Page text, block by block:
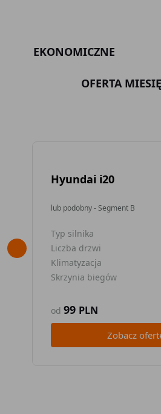
EKONOMICZNE
OFERTA
Hyundai i20
lub podobny - Segment B
Typ silnika
Liczba drzwi
Klimatyzacja
Skrzynia biegów
od 99 PLN
Zobacz